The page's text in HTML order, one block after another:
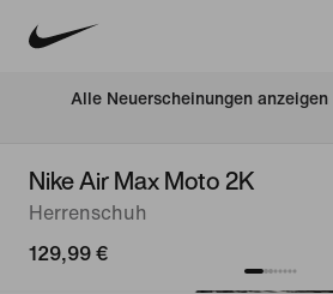
Alle Neuerscheinungen anzeigen
Nike Air Max Moto 2K
Herrenschuh
129,99 €